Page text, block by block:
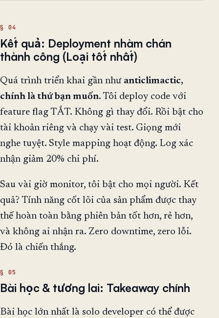
Kết quả: Deployment nhàm chán
thành công (Loại tốt nhất)
Quá trình triển khai gần như anticlimactic,
chính là thứ bạn muốn. Tôi deploy code với
feature flag TẮT. Không gì thay đổi. Rồi bật cho
tài khoản riêng và chạy vài test. Giọng mới
nghe tuyệt. Style mapping hoạt động. Log xác
nhận giảm 20% chi phí.
Sau vài giờ monitor, tôi bật cho mọi người. Kết
quả? Tính năng cốt lõi của sản phẩm được thay
thế hoàn toàn bằng phiên bản tốt hơn, rẻ hơn,
và không ai nhận ra. Zero downtime, zero lỗi.
Đó là chiến thắng.
Bài học & tương lai: Takeaway chính
Bài học lớn nhất là solo developer có thể được